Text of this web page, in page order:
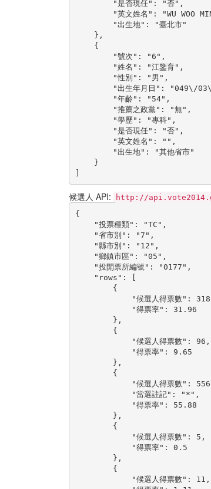
        "是否現任": "否",
"英文姓名": "WU WOO
        "出生地": "臺北市"
    },
    {
        "號次": "6",
        "姓名": "江鑒育",
        "性別": "男",
"出生年月日": "049\/
        "年齡": "54",
        "推薦之政黨": "無",
        "學歷": "專科",
        "是否現任": "否",
        "英文姓名": "",
        "出生地": "其他省市"
    }
]
候選人 API:
http://
{
    "投票種類": "TC",
    "省市別": "7",
    "縣市別": "12",
    "鄉鎮市區": "05",
    "投開票所編號": "0177",
    "rows": [
        {
"候選人得票數":
            "得票率": 31.96
        },
        {
            "候選人得票數": 96,
            "得票率": 9.65
        },
        {
"候選人得票數":
            "當選註記": "*",
            "得票率": 55.88
        },
        {
            "候選人得票數": 5,
            "得票率": 0.5
        },
        {
            "候選人得票數": 11,